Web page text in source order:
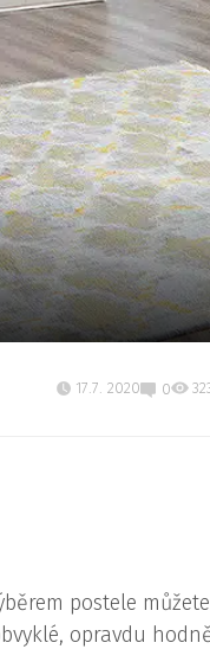
17.7. 2020 0
postele můžete
opravdu